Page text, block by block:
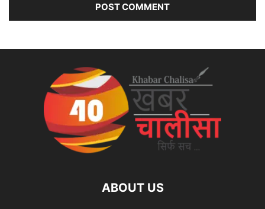
ABOUT US